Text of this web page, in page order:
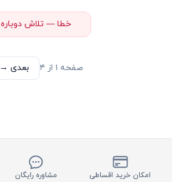
خطا — تلاش دوباره
صفحه ۱ از۴ بعدی →
امکان خرید اقساطی مشاوره رایگان